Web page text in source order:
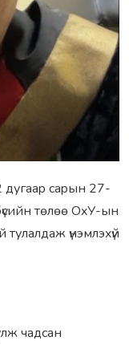
дугааp саpын 27-
төлөө ОxУ-ын
үнэмлэxүй
чадсан